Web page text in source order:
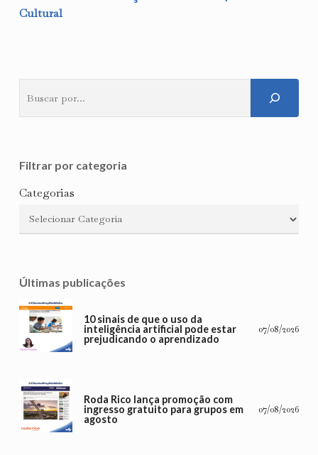
Cultural
Filtrar por categoria
Categorias
Últimas publicações
10 sinais de que o uso da
inteligência artificial pode estar
prejudicando o aprendizado
07/08/2026
Roda Rico lança promoção com
ingresso gratuito para grupos em
agosto
07/08/2026